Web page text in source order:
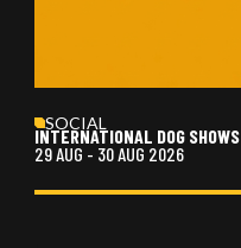
SOCIAL
INTERNATIONAL DOG SHOWS
29 AUG - 30 AUG 2026